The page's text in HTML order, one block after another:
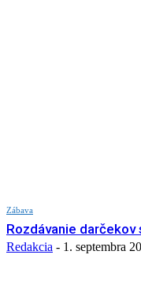
Zábava
Rozdávanie
Redakcia - 1. septembra